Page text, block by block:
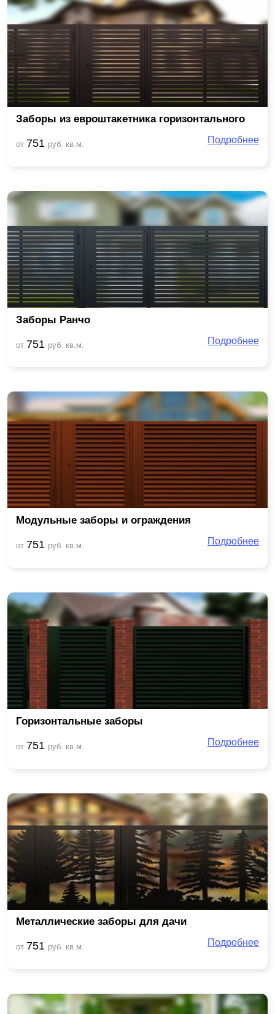
Заборы из евроштакетника горизонтального
от 751 руб. кв.м. Подробнее
Заборы Ранчо
от 751 руб. кв.м. Подробнее
Модульные заборы и ограждения
от 751 руб. кв.м. Подробнее
Горизонтальные заборы
от 751 руб. кв.м. Подробнее
Металлические заборы для дачи
от 751 руб. кв.м. Подробнее